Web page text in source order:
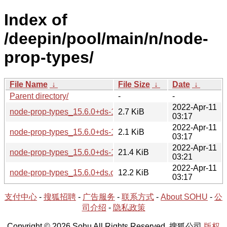
Index of
/deepin/pool/main/n/node-
prop-types/
File Name ↓ File Size ↓ Date ↓
Parent directory/
-
-
node-prop-types_15.6.0+ds-1.debian.tar.xz
2.7 KiB
2022-Apr-11
03:17
node-prop-types_15.6.0+ds-1.dsc2.1 KiB
2022-Apr-11
03:17
node-prop-types_15.6.0+ds-1_all.deb
21.4 KiB
2022-Apr-11
03:21
node-prop-types_15.6.0+ds.orig.tar.xz
12.2 KiB
2022-Apr-11
03:17
支付中心 - 搜狐招聘 - 广告服务 - 联系方式 - About SOHU - 公
司介绍 - 隐私政策